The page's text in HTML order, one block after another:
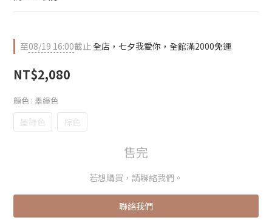
至08/19 16:00截止全店，七夕我愛你，全館滿2000免運
NT$2,080
顏色 : 墨綠色
墨綠色 棕色
售完
若想購買，請聯絡我們。
聯絡我們